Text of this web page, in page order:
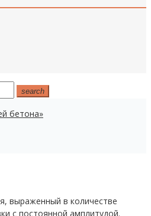
search
бетона»
выраженный в количестве
с постоянной амплитудой.